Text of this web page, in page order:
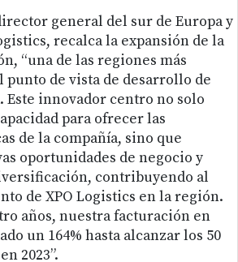
general del sur de Europa y
recalca la expansión de la
“una de las regiones más
punto de vista de desarrollo de
Este innovador centro no solo
para ofrecer las
de la compañía, sino que
oportunidades de negocio y
contribuyendo al
de XPO Logistics en la región.
años, nuestra facturación en
un 164% hasta alcanzar los 50
2023”.